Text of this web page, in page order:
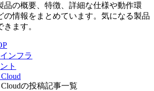
品の概要、特徴、詳細な仕様や動作環
の情報をまとめています。気になる製品
ます。
ンフラ
ト
の投稿記事一覧